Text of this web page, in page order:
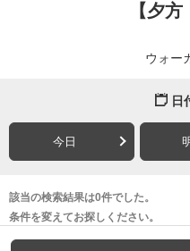
【夕方
ウォー
日
今日
該当の検索結果は0件でした。
条件を変えてお探しください。